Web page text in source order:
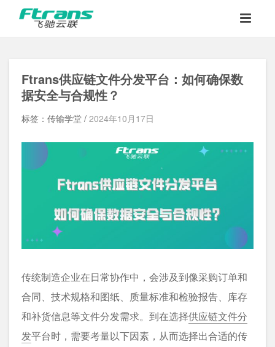
Ftrans供应链文件分发平台：如何确保数
据安全与合规性？
标签：传输学堂 / 2024年10月17日
传统制造企业在日常协作中，会涉及到像采购订单和
合同、技术规格和图纸、质量标准和检验报告、库存
和补货信息等文件分发需求。到在选择供应链文件分
发平台时，需要考量以下因素，从而选择出合适的传